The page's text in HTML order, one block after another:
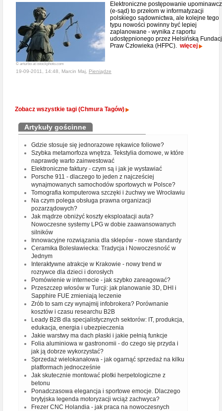
© arturbo at istockphoto.com
Elektroniczne postępowanie
(e-sąd) to przełom w informatyzacji
polskiego sądownictwa, ale kolejne tego
typu nowości powinny być lepiej
zaplanowane - wynika z raportu
udostępnionego przez Helsińską
Praw Człowieka (HFPC). więcej
19-09-2011, 14:48, Marcin Maj, Pieniądze
Zobacz wszystkie tagi (Chmura Tagów)
Artykuły gościnne
Gdzie stosuje się jednorazowe rękawice foliowe?
Szybka metamorfoza wnętrza. Tekstylia domowe, w które
naprawdę warto zainwestować
Elektroniczne faktury - czym są i jak je wystawiać
Porsche 911 - dlaczego to jeden z najcześciej
wynajmowanych samochodów sportowych w Polsce?
Tomografia komputerowa szczęki i żuchwy we Wrocławiu
Na czym polega obsługa prawna organizacji
pozarządowych?
Jak mądrze obniżyć koszty eksploatacji auta?
Nowoczesne systemy LPG w dobie zaawansowanych
silników
Innowacyjne rozwiązania dla sklepów - nowe standardy
Ceramika Bolesławiecka: Tradycja i Nowoczesność w
Jednym
Interaktywne atrakcje w Krakowie - nowy trend w
rozrywce dla dzieci i dorosłych
Pomówienie w internecie - jak szybko zareagować?
Przeszczep włosów w Turcji: jak planowanie 3D, DHI i
Sapphire FUE zmieniają leczenie
Zrób to sam czy wynajmij infobrokera? Porównanie
kosztów i czasu researchu B2B
Leady B2B dla specjalistycznych sektorów: IT, produkcja,
edukacja, energia i ubezpieczenia
Jakie warstwy ma dach płaski i jakie pełnią funkcje
Folia aluminiowa w gastronomii - do czego się przyda i
jak ją dobrze wykorzystać?
Sprzedaż wielokanałowa - jak ogarnąć sprzedaż na kilku
platformach jednocześnie
Jak skutecznie montować płotki herpetologiczne z
betonu
Ponadczasowa elegancja i sportowe emocje. Dlaczego
brytyjska legenda motoryzacji wciąż zachwyca?
Frezer CNC Holandia - jak praca na nowoczesnych